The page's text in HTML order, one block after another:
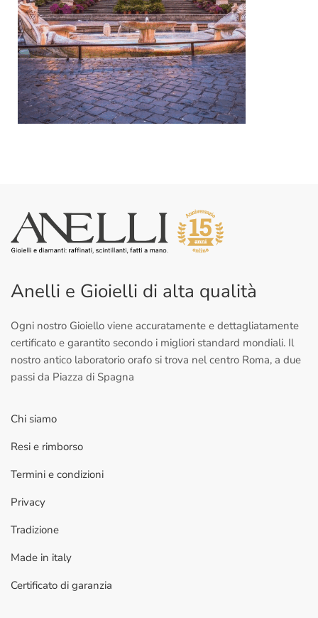
Anelli e Gioielli di alta qualità
Ogni nostro Gioiello viene accuratamente e dettagliatamente
certificato e garantito secondo i migliori standard mondiali. Il
nostro antico laboratorio orafo si trova nel centro Roma, a due
passi da Piazza di Spagna
Chi siamo
Resi e rimborso
Termini e condizioni
Privacy
Tradizione
Made in italy
Certificato di garanzia